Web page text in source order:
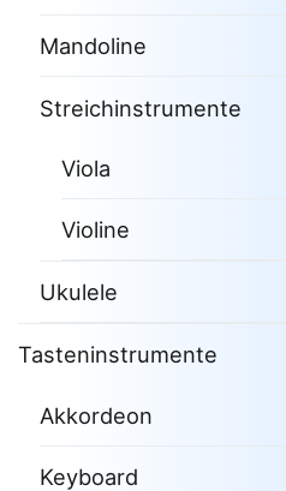
Mandoline
Streichinstrumente
Viola
Violine
Ukulele
Tasteninstrumente
Akkordeon
Keyboard